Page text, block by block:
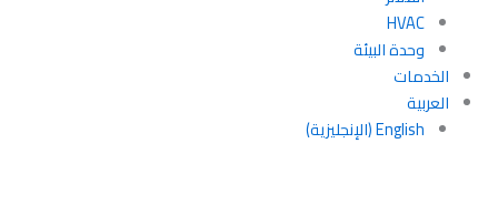
HVAC
وحدة البيئة
الخدمات
العربية
English
(الإنجليزية)